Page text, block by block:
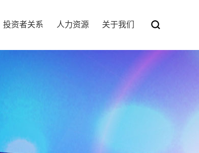
投资者关系 人力资源 关于我们